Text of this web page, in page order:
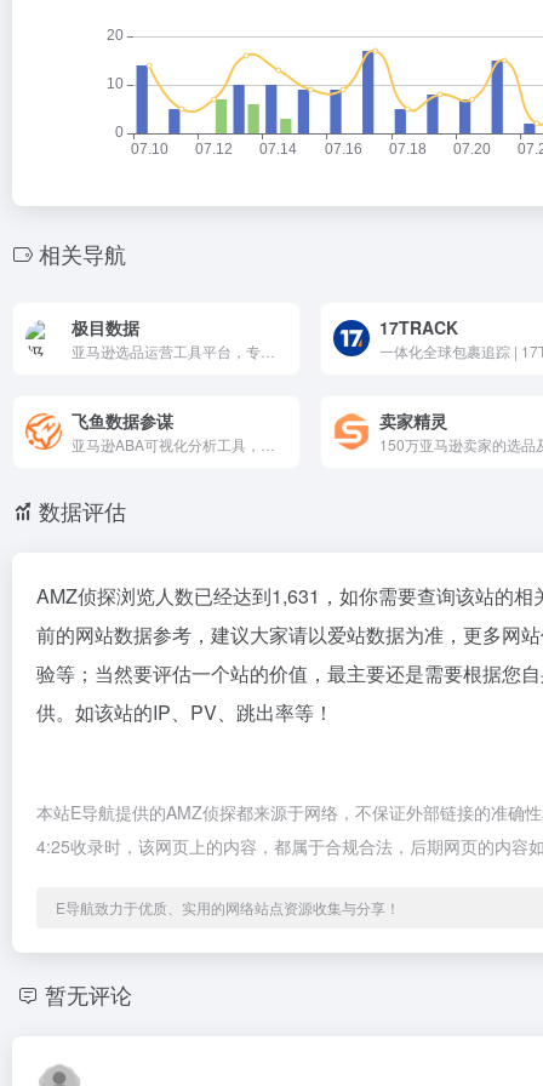
相关导航
极目数据 17TRACK
一体化全球包裹追踪 |
飞鱼数据参谋 卖家精灵
数据评估
AMZ侦探浏览人数已经达到1,631，如你需要查询该站的相
前的网站数据参考，建议大家请以爱站数据为准，更多网
验等；当然要评估一个站的价值，最主要还是需要根据您
供。如该站的IP、PV、跳出率等！
本站E导航提供的AMZ侦探都来源于网络，不保证外部链接的准确
4:25收录时，该网页上的内容，都属于合规合法，后期网页的内
E导航致力于优质、实用的网络站点资源收集与分享！
暂无评论